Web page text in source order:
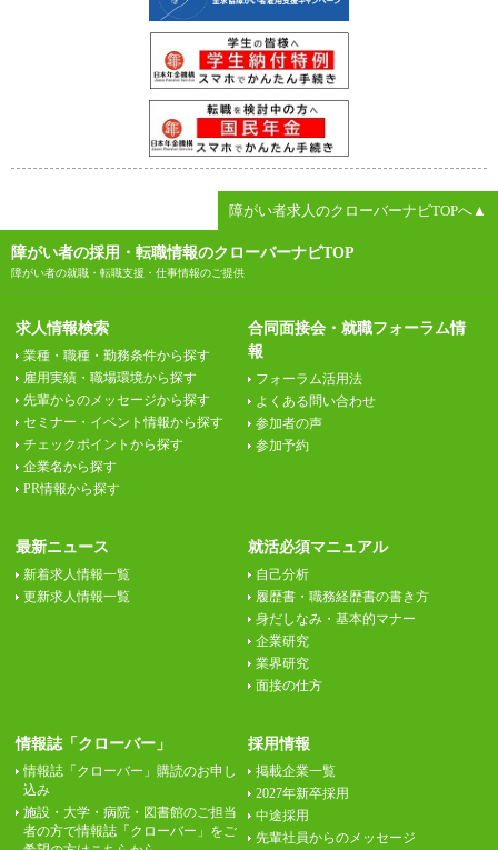
障がい者求人のクローバーナビTOPへ▲
障がい者の採用・転職情報のクローバーナビTOP
障がい者の就職・転職支援・仕事情報のご提供
求人情報検索
業種・職種・勤務条件から探す
雇用実績・職場環境から探す
先輩からのメッセージから探す
セミナー・イベント情報から探す
チェックポイントから探す
企業名から探す
PR情報から探す
合同面接会・就職フォーラム情
報
フォーラム活用法
よくある問い合わせ
参加者の声
参加予約
最新ニュース
新着求人情報一覧
更新求人情報一覧
就活必須マニュアル
自己分析
履歴書・職務経歴書の書き方
身だしなみ・基本的マナー
企業研究
業界研究
面接の仕方
情報誌「クローバー」
情報誌「クローバー」購読のお申し
込み
施設・大学・病院・図書館のご担当
者の方で情報誌「クローバー」をご
採用情報
掲載企業一覧
2027年新卒採用
中途採用
先輩社員からのメッセージ